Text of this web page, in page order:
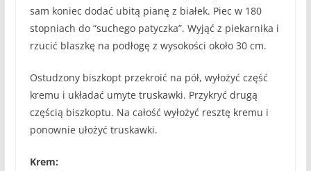
sam koniec dodać ubitą pianę z białek. Piec w 180
stopniach do “suchego patyczka”. Wyjąć z piekarnika i
rzucić blaszkę na podłogę z wysokości około 30 cm.
Ostudzony biszkopt przekroić na pół, wyłożyć część
kremu i układać umyte truskawki. Przykryć drugą
częścią biszkoptu. Na całość wyłożyć resztę kremu i
ponownie ułożyć truskawki.
Krem: